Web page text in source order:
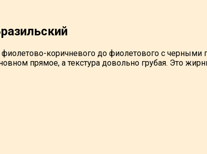
коричневого до фиолетового с черными
прямое, а текстура довольно грубая. Это